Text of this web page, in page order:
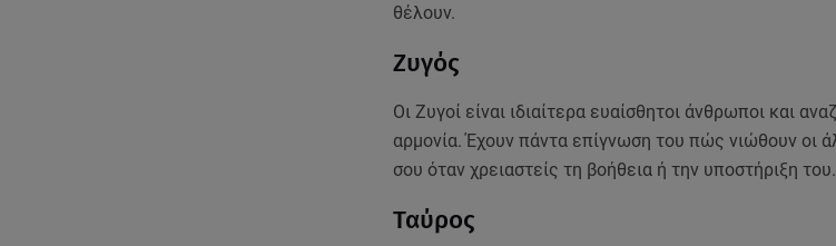
θέλουν.
Ζυγός
Οι Ζυγοί είναι ιδιαίτερα ευαίσθητοι άνθρωποι και
αρμονία. Έχουν πάντα επίγνωση του πώς νιώθουν οι
σου όταν χρειαστείς τη βοήθεια ή την υποστήριξη του.
Ταύρος